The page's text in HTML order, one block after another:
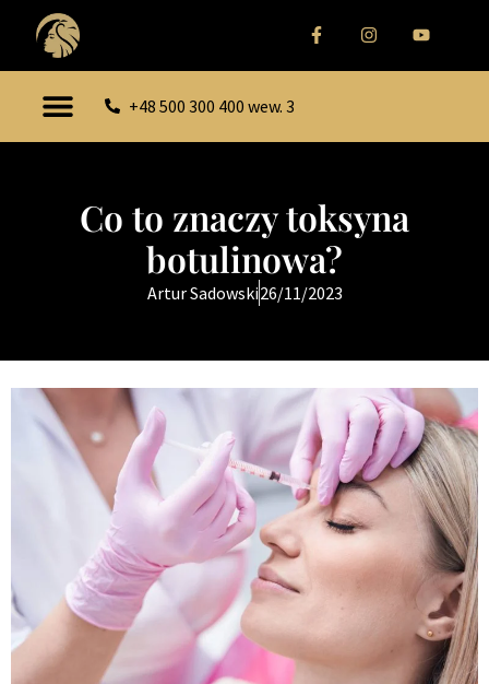
+48 500 300 400 wew. 3
Co to znaczy toksyna
botulinowa?
Artur Sadowski26/11/2023